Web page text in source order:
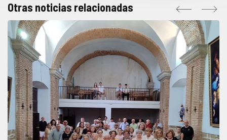
Otras noticias relacionadas